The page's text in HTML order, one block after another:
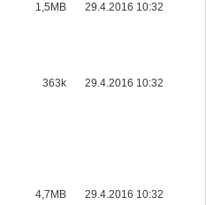
1,5MB 29.4.2016 10:32
363k 29.4.2016 10:32
4,7MB 29.4.2016 10:32